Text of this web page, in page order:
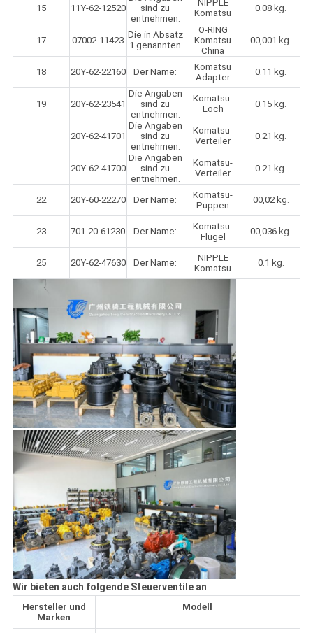
15 11Y-62-12520
sind zu
entnehmen.
NIPPLE
Komatsu
0.08 kg.
17 07002-11423
Die in Absatz
1 genannten
O-RING
Komatsu
China
00,001 kg.
18 20Y-62-22160 Der Name:
Komatsu
Adapter
0.11 kg.
19 20Y-62-23541
Die Angaben
sind zu
entnehmen.
Komatsu-
Loch
0.15 kg.
20Y-62-41701
Die Angaben
sind zu
entnehmen.
Komatsu-
Verteiler
0.21 kg.
20Y-62-41700
Die Angaben
sind zu
entnehmen.
Komatsu-
Verteiler
0.21 kg.
22 20Y-60-22270 Der Name:
Komatsu-
Puppen
00,02 kg.
23 701-20-61230 Der Name:
Komatsu-
Flügel
00,036 kg.
25 20Y-62-47630 Der Name:
NIPPLE
Komatsu
0.1 kg.
Wir bieten auch folgende Steuerventile an
Hersteller und
Marken
Modell